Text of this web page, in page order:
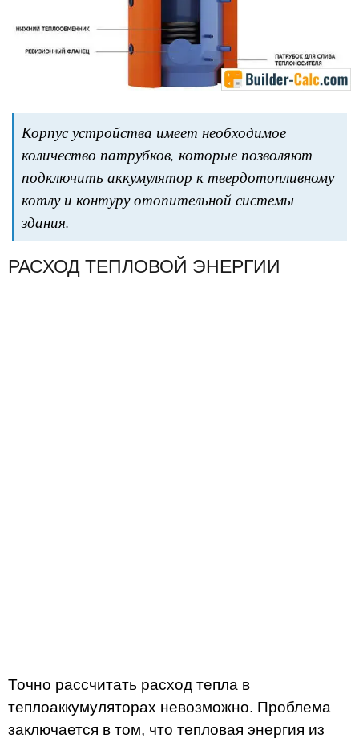
Корпус устройства имеет необходимое
количество патрубков, которые позволяют
подключить аккумулятор к твердотопливному
котлу и контуру отопительной системы
здания.
РАСХОД ТЕПЛОВОЙ ЭНЕРГИИ
Точно рассчитать расход тепла в
теплоаккумуляторах невозможно. Проблема
заключается в том, что тепловая энергия из